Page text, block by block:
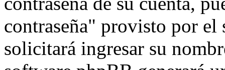
contraseña" provisto por
solicitará ingresar su